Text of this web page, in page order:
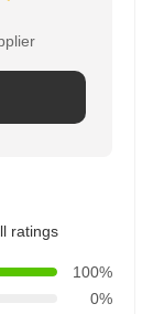
ratings
100%
0%